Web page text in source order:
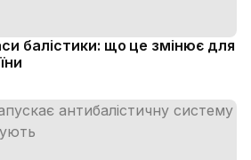
балістики: що це змінює для